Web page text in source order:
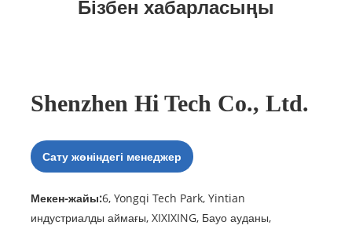
Бізбен хабарласыңы
Shenzhen Hi Tech Co., Ltd.
Сату жөніндегі менеджер
Мекен-жайы:6, Yongqi Tech Park, Yintian
индустриалды аймағы, XIXIXING, Бауо ауданы,